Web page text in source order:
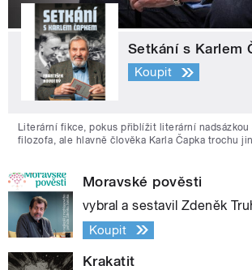
Setkání s Karlem
Koupit
Literární fikce, pokus přiblížit literární
filozofa, ale hlavně člověka Karla Čapka trochu
Moravské pověsti
vybral a sestavil Zdeněk
Koupit
Krakatit